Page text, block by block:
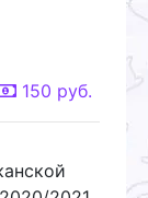
150 руб.